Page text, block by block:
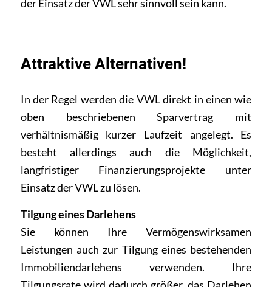
der Einsatz der VWL sehr sinnvoll sein kann.
Attraktive Alternativen!
In der Regel werden die VWL direkt in einen wie
oben beschriebenen Sparvertrag mit
verhältnismäßig kurzer Laufzeit angelegt. Es
besteht allerdings auch die Möglichkeit,
langfristiger Finanzierungsprojekte unter
Einsatz der VWL zu lösen.
Tilgung eines Darlehens
Sie können Ihre Vermögenswirksamen
Leistungen auch zur Tilgung eines bestehenden
Immobiliendarlehens verwenden. Ihre